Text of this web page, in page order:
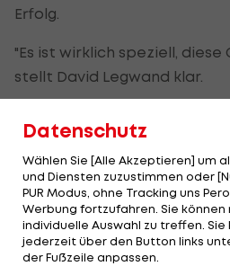
Erfolg.
"Es ist wirklich speziell, diese
stellt David Legwand klar.
Nashville in der kommenden
stellt.
Pittsburgh zittert sich in
Während die Saison für die
sind die Pittsburgh Penguins
Datenschutz
Wählen Sie [Alle Akzeptieren] um
und Diensten zuzustimmen oder
PUR Modus, ohne Tracking uns
Werbung fortzufahren. Sie
individuelle Auswahl zu treffen. Sie
jederzeit über den Button links
der Fußzeile anpassen.